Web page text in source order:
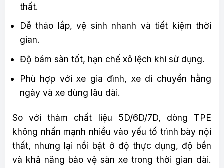
thất.
Dễ tháo lắp, vệ sinh nhanh và tiết kiệm thời
gian.
Độ bám sàn tốt, hạn chế xô lệch khi sử dụng.
Phù hợp với xe gia đình, xe di chuyển hằng
ngày và xe dùng lâu dài.
So với thảm chất liệu 5D/6D/7D, dòng TPE
không nhấn mạnh nhiều vào yếu tố trình bày nội
thất, nhưng lại nổi bật ở độ thực dụng, độ bền
và khả năng bảo vệ sàn xe trong thời gian dài.